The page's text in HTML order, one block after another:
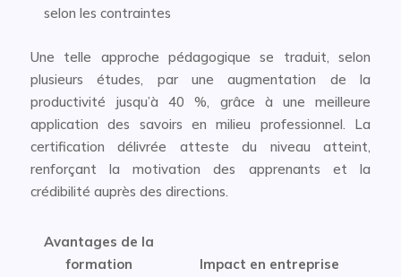
selon les contraintes
Une telle approche pédagogique se traduit, selon
plusieurs études, par une augmentation de la
productivité jusqu’à 40 %, grâce à une meilleure
application des savoirs en milieu professionnel. La
certification délivrée atteste du niveau atteint,
renforçant la motivation des apprenants et la
crédibilité auprès des directions.
Avantages de la
formation
Impact en entreprise